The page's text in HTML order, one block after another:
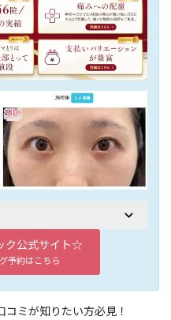
ク公式サイト☆
予約はこちら
ミが知りたい方必見！